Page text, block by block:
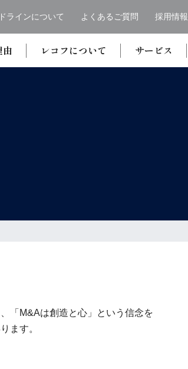
ラインについて よくあるご質問 採用情報
レコフについて サービス
「M&Aは創造と心」という信念を
ます。